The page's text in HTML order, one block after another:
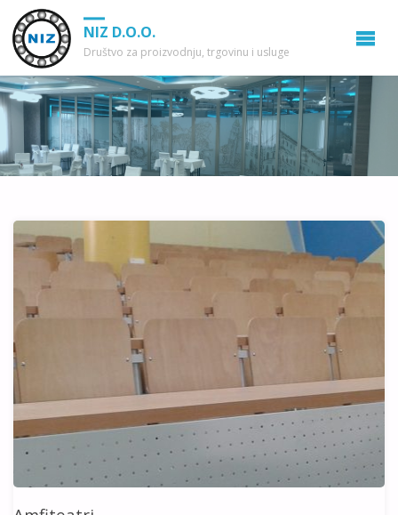
NIZ D.O.O.
Društvo za proizvodnju, trgovinu i usluge